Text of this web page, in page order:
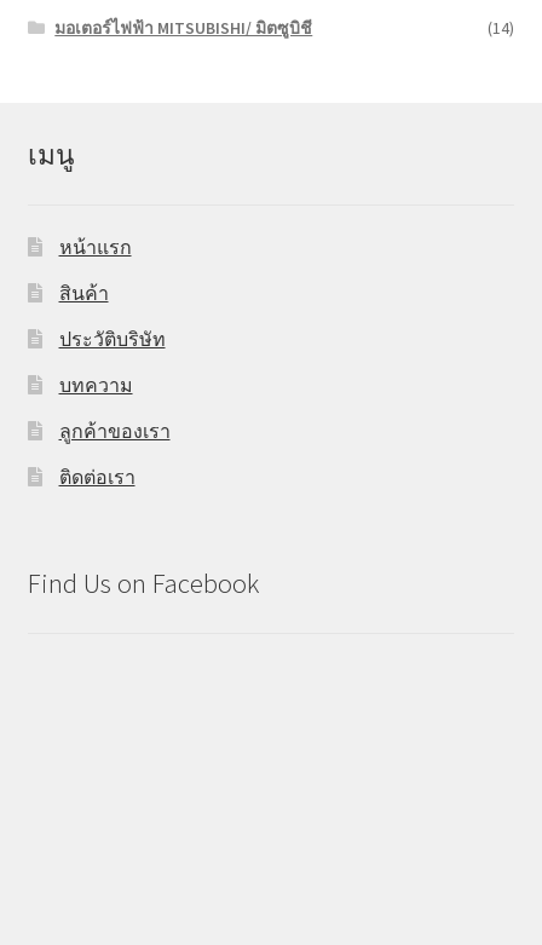
มอเตอร์ไฟฟ้า MITSUBISHI/ มิตซูบิชี
(14)
เมนู
หน้าแรก
สินค้า
ประวัติบริษัท
บทความ
ลูกค้าของเรา
ติดต่อเรา
Find Us on Facebook